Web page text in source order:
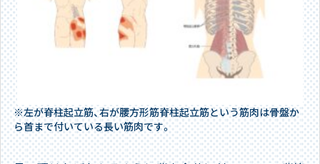
※左が脊柱起立筋、右が腰方形筋脊柱起立筋という筋肉は骨盤か
ら首まで付いている長い筋肉です。